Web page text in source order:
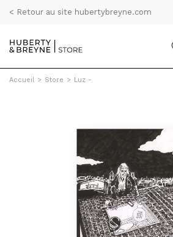
< Retour au site hubertybreyne.com
Accueil > Store > Luz -